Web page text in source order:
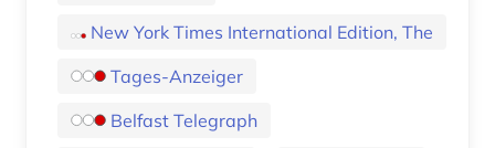
New York Times International Edition, The
Tages-Anzeiger
Belfast Telegraph